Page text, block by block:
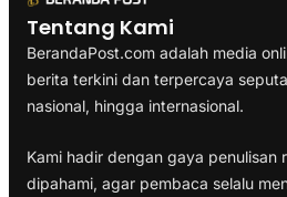
Tentang Kami
BerandaPost.com adalah media
berita terkini dan terpercaya
nasional, hingga internasional.
Kami hadir dengan gaya penulisan
dipahami, agar pembaca selalu